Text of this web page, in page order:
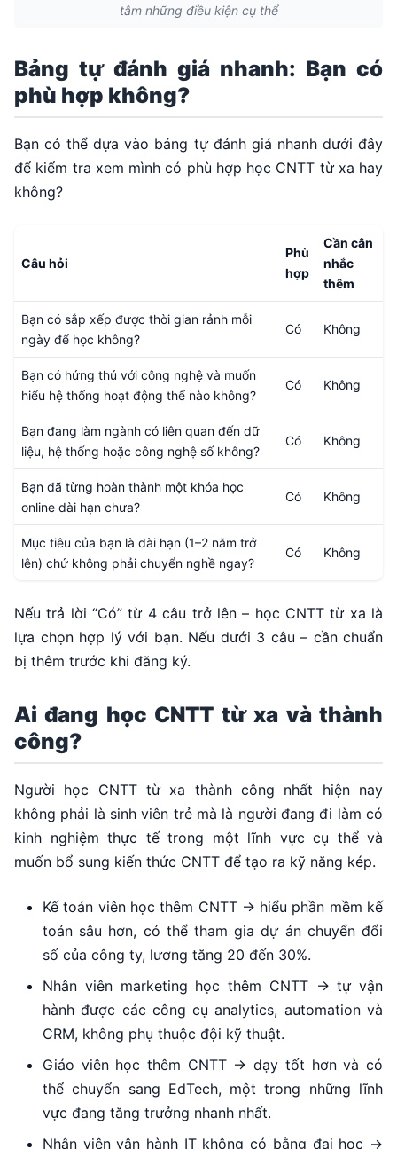
tâm những điều kiện cụ thể
Bảng tự đánh giá nhanh: Bạn có
phù hợp không?
Bạn có thể dựa vào bảng tự đánh giá nhanh dưới đây
để kiểm tra xem mình có phù hợp học CNTT từ xa hay
không?
Câu hỏi
Phù
hợp
Cần cân
nhắc
thêm
Bạn có sắp xếp được thời gian rảnh mỗi
ngày để học không?
Có Không
Bạn có hứng thú với công nghệ và muốn
hiểu hệ thống hoạt động thế nào không?
Có Không
Bạn đang làm ngành có liên quan đến dữ
liệu, hệ thống hoặc công nghệ số không?
Có Không
Bạn đã từng hoàn thành một khóa học
online dài hạn chưa?
Có Không
Mục tiêu của bạn là dài hạn (1–2 năm trở
lên) chứ không phải chuyển nghề ngay?
Có Không
Nếu trả lời “Có” từ 4 câu trở lên – học CNTT từ xa là
lựa chọn hợp lý với bạn. Nếu dưới 3 câu – cần chuẩn
bị thêm trước khi đăng ký.
Ai đang học CNTT từ xa và thành
công?
Người học CNTT từ xa thành công nhất hiện nay
không phải là sinh viên trẻ mà là người đang đi làm có
kinh nghiệm thực tế trong một lĩnh vực cụ thể và
muốn bổ sung kiến thức CNTT để tạo ra kỹ năng kép.
Kế toán viên học thêm CNTT → hiểu phần mềm kế
toán sâu hơn, có thể tham gia dự án chuyển đổi
số của công ty, lương tăng 20 đến 30%.
Nhân viên marketing học thêm CNTT → tự vận
hành được các công cụ analytics, automation và
CRM, không phụ thuộc đội kỹ thuật.
Giáo viên học thêm CNTT → dạy tốt hơn và có
thể chuyển sang EdTech, một trong những lĩnh
vực đang tăng trưởng nhanh nhất.
Nhân viên vận hành IT không có bằng đại học →